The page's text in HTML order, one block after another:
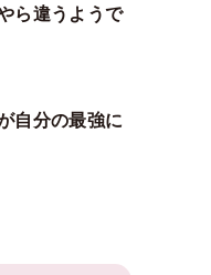
ら違うようで
自分の最強に